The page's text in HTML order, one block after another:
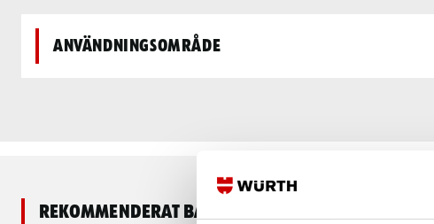
Användningsområde
Rekommenderat baserat på vald produkt